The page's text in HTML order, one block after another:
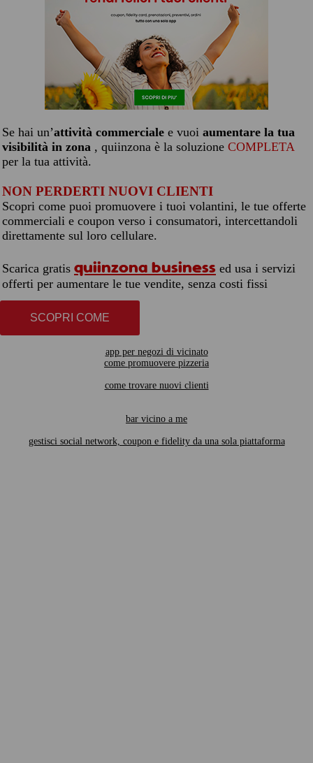
Se hai un’attività commerciale e vuoi aumentare la tua
visibilità in zona , quiinzona è la soluzione COMPLETA
per la tua attività.
NON PERDERTI NUOVI CLIENTI
Scopri come puoi promuovere i tuoi volantini, le tue offerte
commerciali e coupon verso i consumatori, intercettandoli
direttamente sul loro cellulare.
Scarica gratis quiinzona business ed usa i servizi
offerti per aumentare le tue vendite, senza costi fissi
SCOPRI COME
app per negozi di vicinato
come promuovere pizzeria
come trovare nuovi clienti
bar vicino a me
gestisci social network, coupon e fidelity da una sola piattaforma